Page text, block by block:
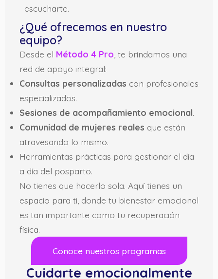
escucharte.
¿Qué ofrecemos en nuestro
equipo?
Desde el Método 4 Pro , te brindamos una
red de apoyo integral:
Consultas personalizadas con profesionales
especializados.
Sesiones de acompañamiento emocional.
Comunidad de mujeres reales que están
atravesando lo mismo.
Herramientas prácticas para gestionar el día
a día del posparto.
No tienes que hacerlo sola. Aquí tienes un
espacio para ti, donde tu bienestar emocional
es tan importante como tu recuperación
física.
Conoce nuestros programas
Cuidarte emocionalmente